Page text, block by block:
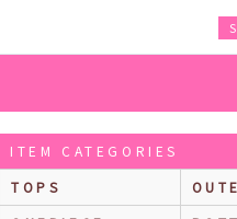
ITEM CATEGORIES
TOPS